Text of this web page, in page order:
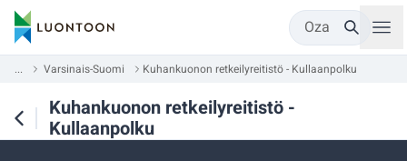
Oza
... Varsinais-Suomi Kuhankuonon retkeilyreitistö - Kullaanpolku
Kuhankuonon retkeilyreitistö -
Kullaanpolku